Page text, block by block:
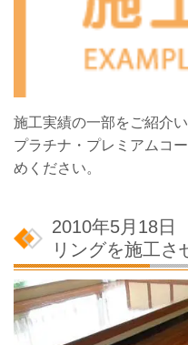
施工実績の一部をご紹介い
プラチナ・プレミアムコ
めください。
2010年5月18
リングを施工さ